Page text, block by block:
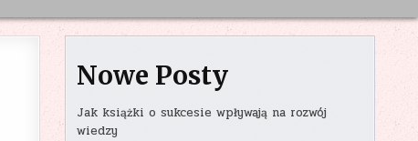
Nowe Posty
Jak książki o sukcesie wpływają na rozwój
wiedzy